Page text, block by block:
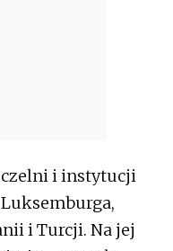
i instytucji
i Turcji. Na jej